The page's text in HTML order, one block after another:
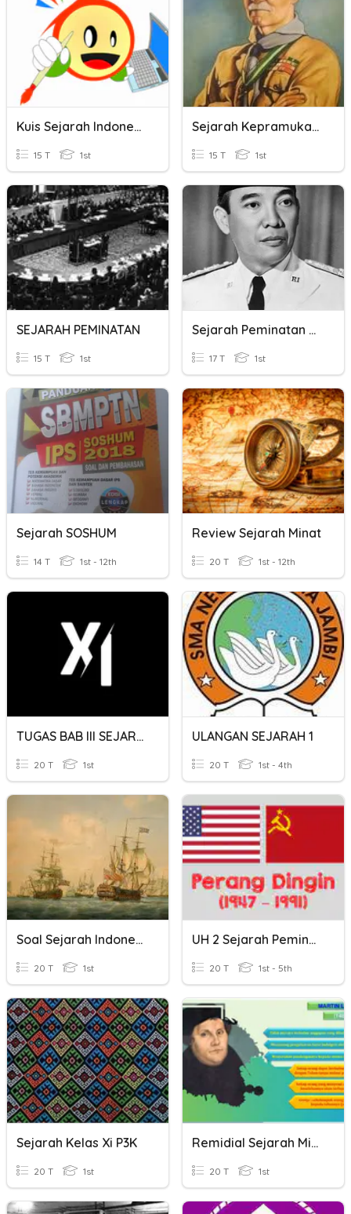
Kuis Sejarah Indonesia 2
15 T 1st
Sejarah Kepramukaan
15 T 1st
SEJARAH PEMINATAN
15 T 1st
Sejarah Peminatan Kelas !2 IIS
17 T 1st
Sejarah SOSHUM
14 T 1st - 12th
Review Sejarah Minat
20 T 1st - 12th
TUGAS BAB III SEJARAH PEMINATAN
20 T 1st
ULANGAN SEJARAH 1
20 T 1st - 4th
Soal Sejarah Indonesia XI BAB !
20 T 1st
UH 2 Sejarah Peminatan XII IPS
20 T 1st - 5th
Sejarah Kelas Xi P3K
20 T 1st
Remidial Sejarah Minat XI
20 T 1st